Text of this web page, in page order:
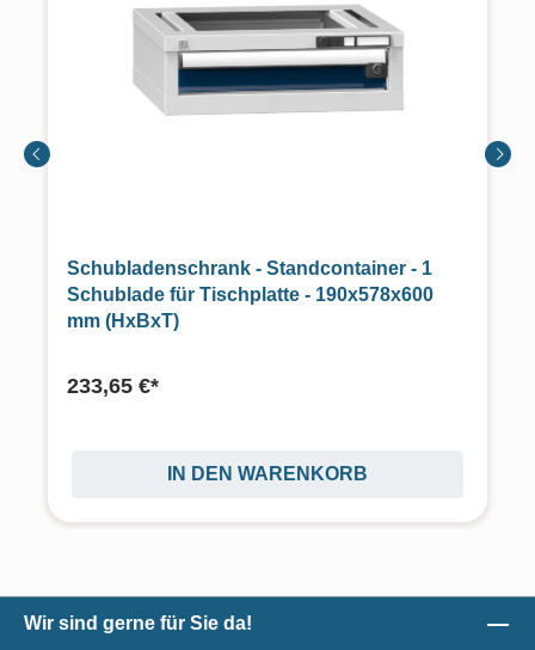
Schubladenschrank - Standcontainer - 1
Schublade für Tischplatte - 190x578x600
mm (HxBxT)
233,65 €*
IN DEN WARENKORB
Wir sind gerne für Sie da!